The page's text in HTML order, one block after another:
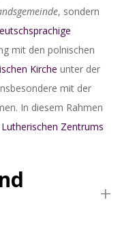
, sondern
mit den polnischen
Kirche unter der
mit der
In diesem Rahmen
Lutherischen Zentrums